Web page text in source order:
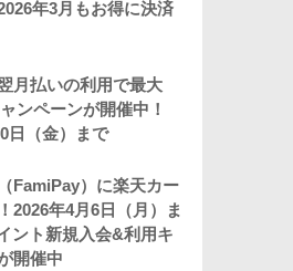
年3月もお得に決済
月払いの利用で最大
ンペーンが開催中！
日（金）まで
FamiPay）に楽天カー
2026年4月6日（月）ま
ント新規入会&利用キ
開催中